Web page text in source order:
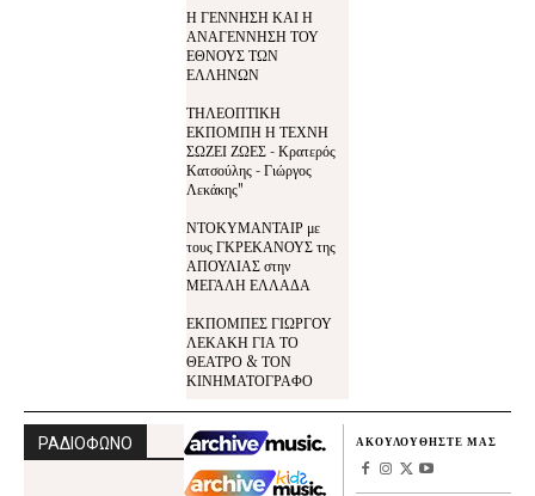
Η ΓΕΝΝΗΣΗ ΚΑΙ Η
ΑΝΑΓΕΝΝΗΣΗ ΤΟΥ
ΕΘΝΟΥΣ ΤΩΝ
ΕΛΛΗΝΩΝ
ΤΗΛΕΟΠΤΙΚΗ
ΕΚΠΟΜΠΗ Η ΤΕΧΝΗ
ΣΩΖΕΙ ΖΩΕΣ - Κρατερός
Κατσούλης - Γιώργος
Λεκάκης"
ΝΤΟΚΥΜΑΝΤΑΙΡ με
τους ΓΚΡΕΚΑΝΟΥΣ της
ΑΠΟΥΛΙΑΣ στην
ΜΕΓΑΛΗ ΕΛΛΑΔΑ
ΕΚΠΟΜΠΕΣ ΓΙΩΡΓΟΥ
ΛΕΚΑΚΗ ΓΙΑ ΤΟ
ΘΕΑΤΡΟ & ΤΟΝ
ΚΙΝΗΜΑΤΟΓΡΑΦΟ
ΡΑΔΙΟΦΩΝΟ ΑΚΟΥΛΟΥΘΗΣΤΕ ΜΑΣ